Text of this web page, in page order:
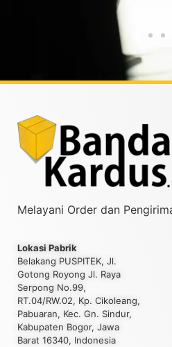
Taufiqurrahman MZ
Melayani Order dan
Lokasi Pabrik
Belakang PUSPITEK, Jl.
Gotong Royong Jl. Raya
Serpong No.99,
RT.04/RW.02, Kp. Cikoleang,
Pabuaran, Kec. Gn. Sindur,
Kabupaten Bogor, Jawa
Barat 16340, Indonesia